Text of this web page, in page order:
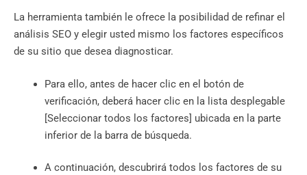
La herramienta también le ofrece la posibilidad de refinar el
análisis SEO y elegir usted mismo los factores específicos
de su sitio que desea diagnosticar.
Para ello, antes de hacer clic en el botón de
verificación, deberá hacer clic en la lista desplegable
[Seleccionar todos los factores] ubicada en la parte
inferior de la barra de búsqueda.
A continuación, descubrirá todos los factores de su